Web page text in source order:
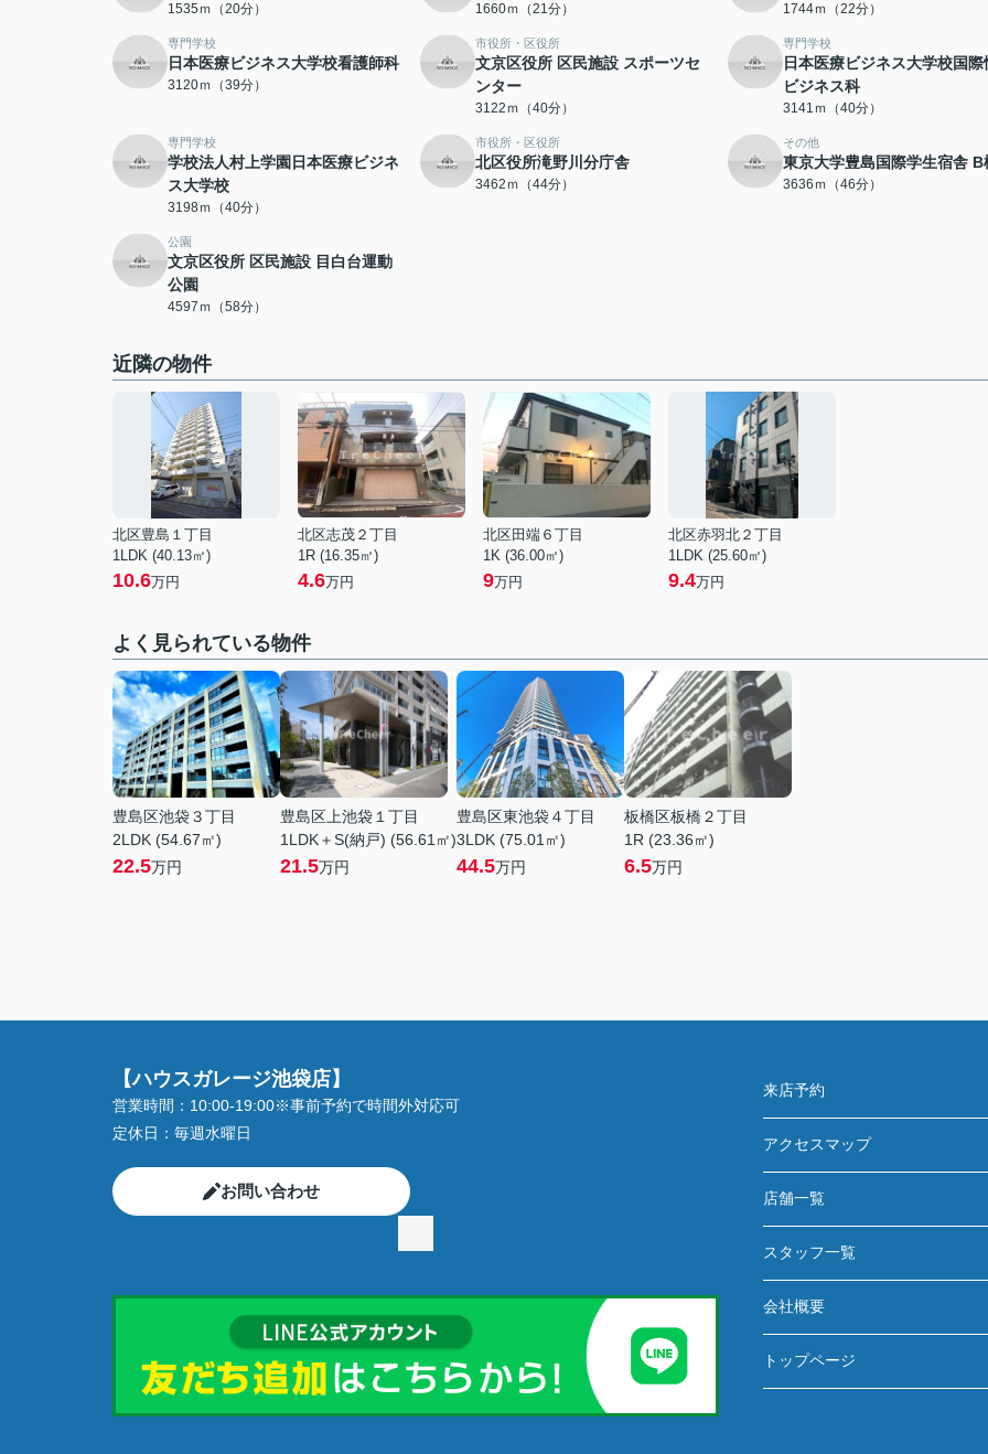
1535ｍ（20分） 1660ｍ（21分） 1744ｍ（22分）
専門学校
日本医療ビジネス大学校看護師科
3120ｍ（39分）
市役所・区役所
文京区役所 区民施設 スポーツセ
ンター
3122ｍ（40分）
専門学校
日本医療ビジネス大学校国際
ビジネス科
3141ｍ（40分）
専門学校
学校法人村上学園日本医療ビジネ
ス大学校
3198ｍ（40分）
市役所・区役所
北区役所滝野川分庁舎
3462ｍ（44分）
その他
東京大学豊島国際学生宿舎 B
3636ｍ（46分）
公園
文京区役所 区民施設 目白台運動
公園
4597ｍ（58分）
近隣の物件
北区豊島１丁目
1LDK (40.13㎡)
10.6万円
北区志茂２丁目
1R (16.35㎡)
4.6万円
北区田端６丁目
1K (36.00㎡)
9万円
北区赤羽北２丁目
1LDK (25.60㎡)
9.4万円
よく見られている物件
豊島区池袋３丁目
2LDK (54.67㎡)
22.5万円
豊島区上池袋１丁目
1LDK＋S(納戸) (56.61㎡)
21.5万円
豊島区東池袋４丁目
3LDK (75.01㎡)
44.5万円
板橋区板橋２丁目
1R (23.36㎡)
6.5万円
【ハウスガレージ池袋店】
営業時間： 10:00-19:00※事前予約で時間外対応可
定休日： 毎週水曜日
お問い合わせ
来店予約
アクセスマップ
店舗一覧
スタッフ一覧
会社概要
トップページ